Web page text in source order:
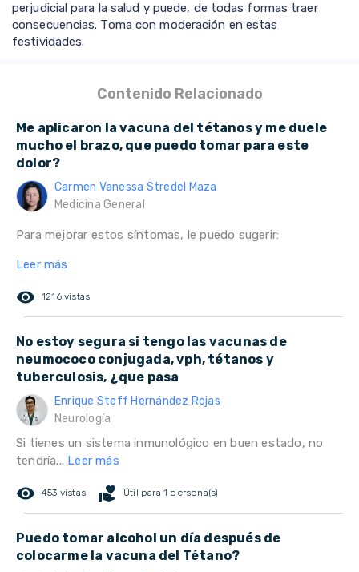
perjudicial para la salud y puede, de todas formas traer
consecuencias. Toma con moderación en estas
festividades.
Contenido Relacionado
Me aplicaron la vacuna del tétanos y me duele
mucho el brazo, que puedo tomar para este
dolor?
Carmen Vanessa Stredel Maza
Medicina General
Para mejorar estos síntomas, le puedo sugerir:
Leer más
remove_red_eye 1216 vistas
No estoy segura si tengo las vacunas de
neumococo conjugada, vph, tétanos y
tuberculosis, ¿que pasa
Enrique Steff Hernández Rojas
Neurología
Si tienes un sistema inmunológico en buen estado, no
tendría... Leer más
remove_red_eye 453 vistas volunteer_activism Útil para 1 persona(s)
Puedo tomar alcohol un día después de
colocarme la vacuna del Tétano?